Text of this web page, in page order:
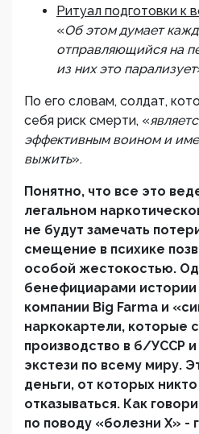
Ритуал подготовки к
«Об этом думает
отправляющийся на
из них это парализует
По его словам, солдат,
себя риск смерти, «
эффективным воином и
выжить».
Понятно, что все это
легальном
не будут замечать
смещение в психике
особой жестокостью.
бенефициарами истории
компании Big Farma и
наркокартели, которые
производство в б/УССР
экстези по всему миру.
деньги, от которых
отказываться. Как
по поводу «болезни X» -